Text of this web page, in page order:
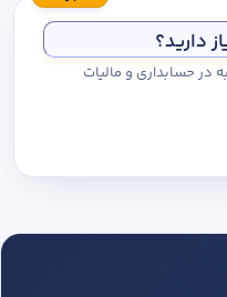
دارید؟
از ۲۵ سال تجربه در حسابداری و مالیات